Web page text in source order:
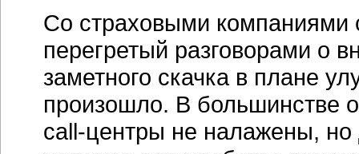
Со страховыми компаниями
перегретый разговорами о
заметного скачка в плане
произошло. В большинстве
call-центры не налажены, но